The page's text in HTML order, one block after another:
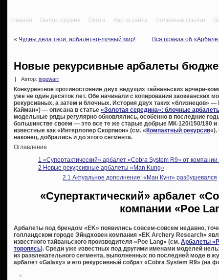
Главная Выбор оружия Охота Карта сайта Полезные ссылки
« Чудны дела твои, арбалетно-лучный мир! Вся правда об
Новые рекурсивные арбалеты
| Автор: ingewarr
Конкурентное противостояние двух ведущих тайваньских арчери-
уже не один десяток лет. Обе начинали с копирования заокеанских
рекурсивных, а затем и блочных. История двух таких «близнецов»
Кайман») — описана в статье «Золотая середина»: блочные
модельные ряды регулярно обновлялись, особенно в последние
большинстве своем — это все те же старые добрые МК-120/150/180 и
известные как «Интерлопер Скорпион» (см. «Компактный рекурсив«).
наконец, добрались и до этого сегмента.
Оглавление
1 «Супертактический» арбалет «Cobra System R9» от
2 Новые рекурсивные арбалеты «Man Kung»
2.1 Актуальное дополнение: «Ман Кунг» разбушевался
«Супертактический» арбалет
компании «Poe
Арбалеты под брендом «EK» появились совсем-совсем недавно,
голландском городе Эйндховен компания «EK Archery Research»
известного тайваньского производителя «Poe Lang» (см. Арбалеты
торопясь). Среди уже известных под другими именами моделей
из развлекательного сегмента, выполненных по последней моде в
арбалет «Galaxy» и его рекурсивный собрат «Cobra System R9» (на